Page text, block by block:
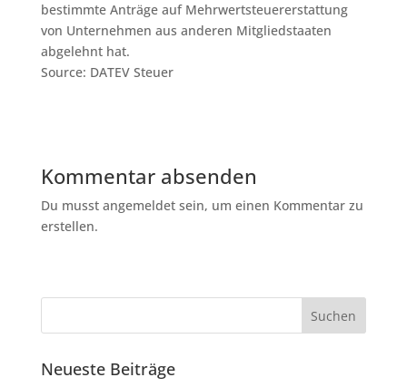
bestimmte Anträge auf Mehrwertsteuererstattung
von Unternehmen aus anderen Mitgliedstaaten
abgelehnt hat.
Source: DATEV Steuer
Kommentar absenden
Du musst angemeldet sein, um einen Kommentar zu
erstellen.
Neueste Beiträge